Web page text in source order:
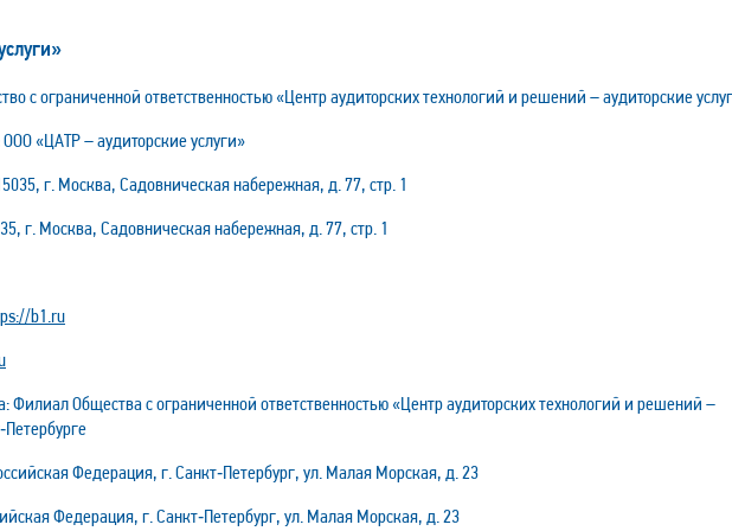
с ограниченной ответственностью «Центр аудиторских технологий и решений – аудиторские
ООО «ЦАТР – аудиторские услуги»
г. Москва, Садовническая набережная, д. 77, стр. 1
г. Москва, Садовническая набережная, д. 77, стр. 1
b1.ru
Филиал Общества с ограниченной ответственностью «Центр аудиторских технологий и решений –
Федерация, г. Санкт‑Петербург, ул. Малая Морская, д. 23
Федерация, г. Санкт‑Петербург, ул. Малая Морская, д. 23